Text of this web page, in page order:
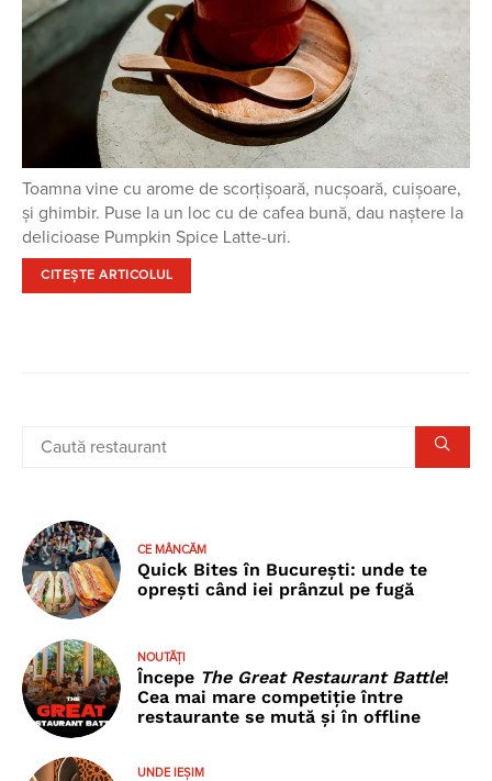
Toamna vine cu arome de scorțișoară, nucșoară, cuișoare,
și ghimbir. Puse la un loc cu de cafea bună, dau naștere la
delicioase Pumpkin Spice Latte-uri.
CITEȘTE ARTICOLUL
CE MÂNCĂM
Quick Bites în București: unde te
oprești când iei prânzul pe fugă
NOUTĂȚI
Începe The Great Restaurant Battle!
Cea mai mare competiție între
restaurante se mută și în offline
UNDE IEȘIM